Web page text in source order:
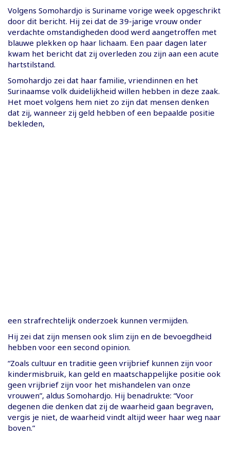
Volgens Somohardjo is Suriname vorige week opgeschrikt
door dit bericht. Hij zei dat de 39-jarige vrouw onder
verdachte omstandigheden dood werd aangetroffen met
blauwe plekken op haar lichaam. Een paar dagen later
kwam het bericht dat zij overleden zou zijn aan een acute
hartstilstand.
Somohardjo zei dat haar familie, vriendinnen en het
Surinaamse volk duidelijkheid willen hebben in deze zaak.
Het moet volgens hem niet zo zijn dat mensen denken
dat zij, wanneer zij geld hebben of een bepaalde positie
bekleden,
een strafrechtelijk onderzoek kunnen vermijden.
Hij zei dat zijn mensen ook slim zijn en de bevoegdheid
hebben voor een second opinion.
“Zoals cultuur en traditie geen vrijbrief kunnen zijn voor
kindermisbruik, kan geld en maatschappelijke positie ook
geen vrijbrief zijn voor het mishandelen van onze
vrouwen”, aldus Somohardjo. Hij benadrukte: “Voor
degenen die denken dat zij de waarheid gaan begraven,
vergis je niet, de waarheid vindt altijd weer haar weg naar
boven.”